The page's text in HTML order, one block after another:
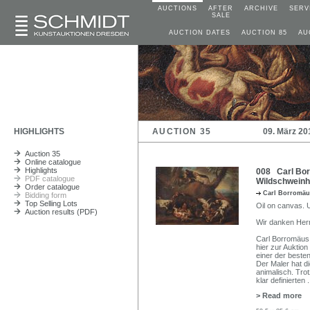
AUCTIONS
AFTER
SALE
ARCHIVE
AUCTION DATES AUCTION 85
HIGHLIGHTS AUCTION 35 09. März
Auction 35
Online catalogue
Highlights
PDF catalogue
Order catalogue
Bidding form
Top Selling Lots
Auction results (PDF)
008 Carl
Carl
Oil on canvas.
Wir danken
Carl
hier zur
einer der
Der Maler hat
animalisch.
klar definierten
> Read more